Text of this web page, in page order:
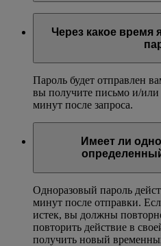
чтобы обеспечить
записей и безопасность
Через какое время
Пароль будет отправлен
вы получите письмо и/или
минут после запроса.
Имеет ли
Одноразовый пароль
минут после отправки.
истек, вы должны
повторить действие в
получить новый